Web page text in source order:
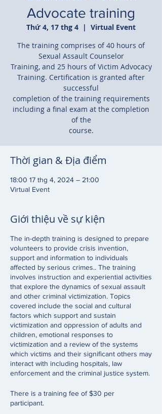
Advocate training
Thứ 4, 17 thg 4
  |
Virtual Event
The training comprises of 40 hours of
Sexual Assault Counselor
Training, and 25 hours of Victim Advocacy
Training. Certification is granted after
successful
completion of the training requirements
including a final exam at the completion
of the
course.
Thời gian & Địa điểm
18:00 17 thg 4, 2024 – 21:00
Virtual Event
Giới thiệu về sự kiện
The in-depth training is designed to prepare
volunteers to provide crisis invention,
support and information to individuals
affected by serious crimes.. The training
involves instruction and experiential activities
that explore the dynamics of sexual assault
and other criminal victimization. Topics
covered include the social and cultural
factors which support and sustain
victimization and oppression of adults and
children, emotional responses to
victimization and a review of the systems
which victims and their significant others may
interact with including hospitals, law
enforcement and the criminal justice system.
There is a training fee of $30 per
participant.